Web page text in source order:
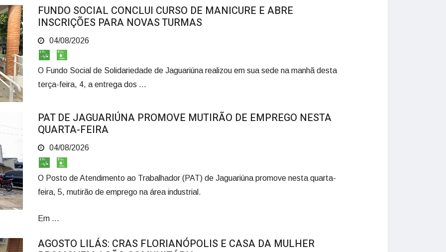
FUNDO SOCIAL CONCLUI CURSO DE MANICURE E ABRE
INSCRIÇÕES PARA NOVAS TURMAS
04/08/2026
O Fundo Social de Solidariedade de Jaguariúna realizou em sua sede na manhã desta
terça-feira, 4, a entrega dos ...
PAT DE JAGUARIÚNA PROMOVE MUTIRÃO DE EMPREGO NESTA
QUARTA-FEIRA
04/08/2026
O Posto de Atendimento ao Trabalhador (PAT) de Jaguariúna promove nesta quarta-
feira, 5, mutirão de emprego na área industrial.
Em ...
AGOSTO LILÁS: CRAS FLORIANÓPOLIS E CASA DA MULHER